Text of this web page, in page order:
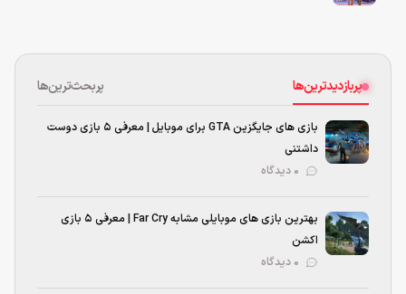
پربازدیدترین‌ها پربحث‌ترین‌ها
بازی های جایگزین GTA برای موبایل | معرفی ۵ بازی دوست
داشتنی
بهترین بازی‌ های موبایلی مشابه Far Cry | معرفی ۵ بازی
اکشن